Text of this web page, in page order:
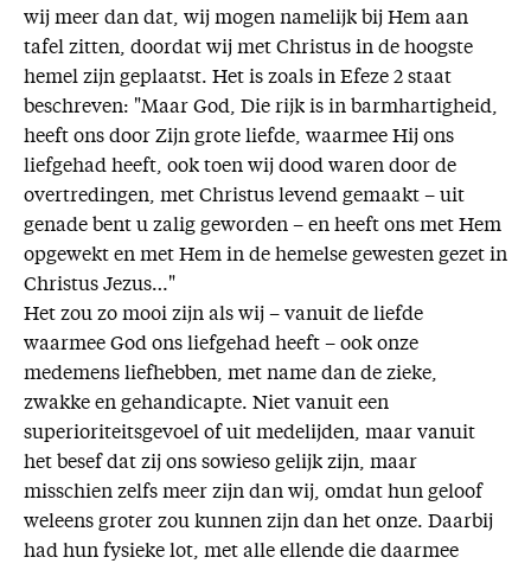
wij meer dan dat, wij mogen namelijk bij Hem aan
tafel zitten, doordat wij met Christus in de hoogste
hemel zijn geplaatst. Het is zoals in Efeze 2 staat
beschreven: "Maar God, Die rijk is in barmhartigheid,
heeft ons door Zijn grote liefde, waarmee Hij ons
liefgehad heeft, ook toen wij dood waren door de
overtredingen, met Christus levend gemaakt – uit
genade bent u zalig geworden – en heeft ons met Hem
opgewekt en met Hem in de hemelse gewesten gezet in
Christus Jezus…"
Het zou zo mooi zijn als wij – vanuit de liefde
waarmee God ons liefgehad heeft – ook onze
medemens liefhebben, met name dan de zieke,
zwakke en gehandicapte. Niet vanuit een
superioriteitsgevoel of uit medelijden, maar vanuit
het besef dat zij ons sowieso gelijk zijn, maar
misschien zelfs meer zijn dan wij, omdat hun geloof
weleens groter zou kunnen zijn dan het onze. Daarbij
had hun fysieke lot, met alle ellende die daarmee